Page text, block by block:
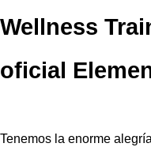
Wellness
oficial
Tenemos la enorme